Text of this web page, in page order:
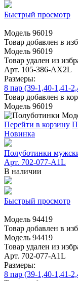
Быстрый просмотр
Модель 96019
Товар добавлен в
Модель 96019
Товар удален из
Арт. 105-386-АХ2L
Размеры:
8 пар (39-1,40-1,41-
Товар добавлен в
Модель 96019
Перейти в корзину
Новинка
Полуботинки
Арт. 702-077-A1L
В наличии
Быстрый просмотр
Модель 94419
Товар добавлен в
Модель 94419
Товар удален из
Арт. 702-077-A1L
Размеры:
8 пар (39-1,40-1,41-